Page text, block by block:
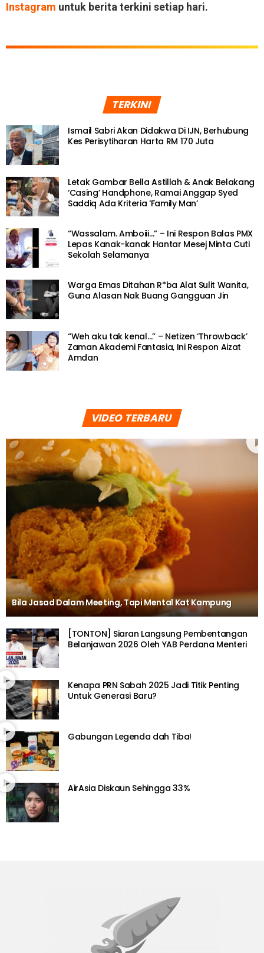
Instagram untuk berita terkini setiap hari.
TERKINI
Ismail Sabri Akan Didakwa Di IJN, Berhubung
Kes Perisytiharan Harta RM 170 Juta
Letak Gambar Bella Astillah & Anak Belakang
‘Casing’ Handphone, Ramai Anggap Syed
Saddiq Ada Kriteria ‘Family Man’
“Wassalam. Amboiii…” – Ini Respon Balas PMX
Lepas Kanak-kanak Hantar Mesej Minta Cuti
Sekolah Selamanya
Warga Emas Ditahan R*ba Alat Sulit Wanita,
Guna Alasan Nak Buang Gangguan Jin
“Weh aku tak kenal…” – Netizen ‘Throwback’
Zaman Akademi Fantasia, Ini Respon Aizat
Amdan
VIDEO TERBARU
Bila Jasad Dalam Meeting, Tapi Mental Kat Kampung
[TONTON] Siaran Langsung Pembentangan
Belanjawan 2026 Oleh YAB Perdana Menteri
Kenapa PRN Sabah 2025 Jadi Titik Penting
Untuk Generasi Baru?
Gabungan Legenda dah Tiba!
AirAsia Diskaun Sehingga 33%